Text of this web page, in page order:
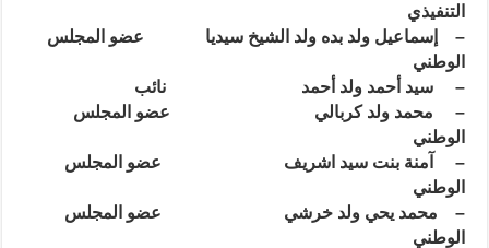
التنفيذي
– إسماعيل ولد بده ولد الشيخ سيديا عضو المجلس
الوطني
– سيد أحمد ولد أحمد نائب
– محمد ولد كربالي عضو المجلس
الوطني
– آمنة بنت سيد اشريف عضو المجلس
الوطني
– محمد يحي ولد خرشي عضو المجلس
الوطني